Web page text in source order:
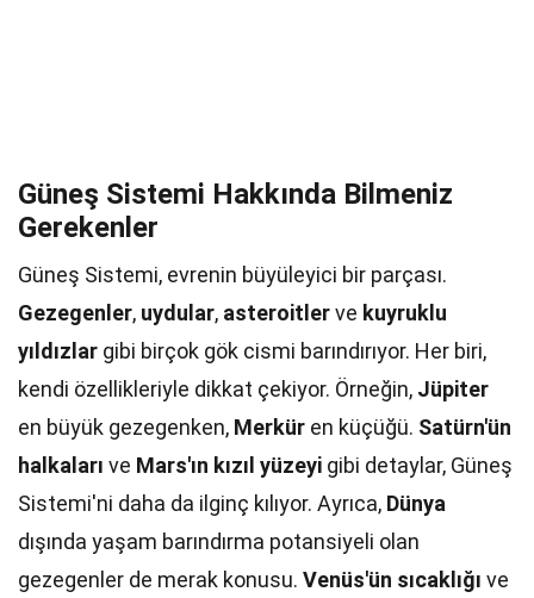
Güneş Sistemi Hakkında Bilmeniz
Gerekenler
Güneş Sistemi, evrenin büyüleyici bir parçası.
Gezegenler, uydular, asteroitlerve kuyruklu
yıldızlar gibi birçok gök cismi barındırıyor. Her biri,
kendi özellikleriyle dikkat çekiyor. Örneğin, Jüpiter
en büyük gezegenken, Merkür en küçüğü. Satürn'ün
halkaları ve Mars'ın kızıl yüzeyi gibi detaylar, Güneş
Sistemi'ni daha da ilginç kılıyor. Ayrıca, Dünya
dışında yaşam barındırma potansiyeli olan
gezegenler de merak konusu. Venüs'ün sıcaklığı ve